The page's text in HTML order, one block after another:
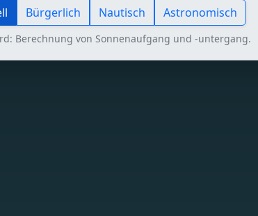
Bürgerlich Nautisch Astronomisch
Berechnung von Sonnenaufgang und -untergang.